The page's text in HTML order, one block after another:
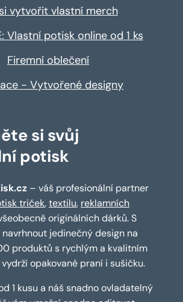
vytvořit vlastní merch
Vlastní potisk online od 1 ks
Firemní oblečení
- Vytvořené designy
si svůj
potisk
– váš profesionální partner
triček,textilu, reklamních
originálních dárků. S
jedinečný design na
produktů s rychlým a kvalitním
opakované praní i sušičku.
1 kusu a náš snadno ovladatelný